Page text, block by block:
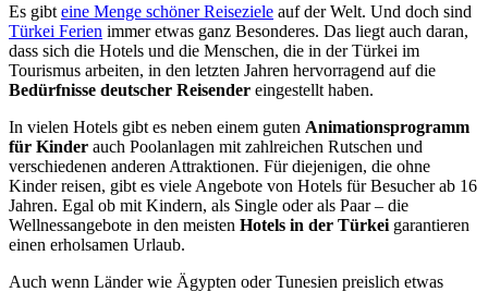
Es gibt eine Menge schöner Reiseziele auf der Welt. Und doch sind
Türkei Ferien immer etwas ganz Besonderes. Das liegt auch daran,
dass sich die Hotels und die Menschen, die in der Türkei im
Tourismus arbeiten, in den letzten Jahren hervorragend auf die
Bedürfnisse deutscher Reisender eingestellt haben.
In vielen Hotels gibt es neben einem guten Animationsprogramm
für Kinder auch Poolanlagen mit zahlreichen Rutschen und
verschiedenen anderen Attraktionen. Für diejenigen, die ohne
Kinder reisen, gibt es viele Angebote von Hotels für Besucher ab 16
Jahren. Egal ob mit Kindern, als Single oder als Paar – die
Wellnessangebote in den meisten Hotels in der Türkei garantieren
einen erholsamen Urlaub.
Auch wenn Länder wie Ägypten oder Tunesien preislich etwas